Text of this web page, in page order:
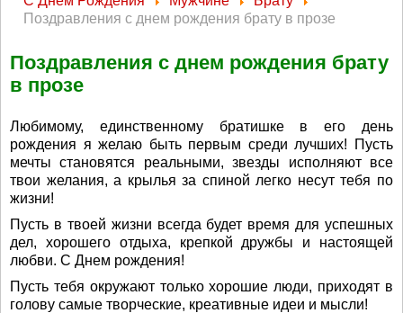
Поздравления с днем рождения брату в прозе
Поздравления с днем рождения брату
в прозе
Любимому, единственному братишке в его день
рождения я желаю быть первым среди лучших! Пусть
мечты становятся реальными, звезды исполняют все
твои желания, а крылья за спиной легко несут тебя по
жизни!
Пусть в твоей жизни всегда будет время для успешных
дел, хорошего отдыха, крепкой дружбы и настоящей
любви. С Днем рождения!
Пусть тебя окружают только хорошие люди, приходят в
голову самые творческие, креативные идеи и мысли!